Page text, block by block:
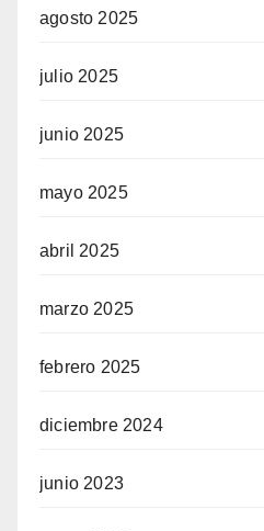
agosto 2025
julio 2025
junio 2025
mayo 2025
abril 2025
marzo 2025
febrero 2025
diciembre 2024
junio 2023